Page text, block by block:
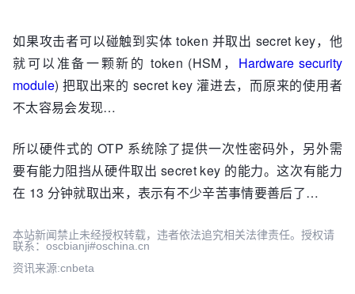
如果攻击者可以碰触到实体 token 并取出 secret key，他
就可以准备一颗新的 token (HSM， Hardware security
module) 把取出来的 secret key 灌进去，而原来的使用者
不太容易会发现…
所以硬件式的 OTP 系统除了提供一次性密码外，另外需
要有能力阻挡从硬件取出 secret key 的能力。这次有能力
在 13 分钟就取出来，表示有不少辛苦事情要善后了…
本站新闻禁止未经授权转载，违者依法追究相关法律责任。授权请
联系：oscbianji#oschina.cn
资讯来源:cnbeta